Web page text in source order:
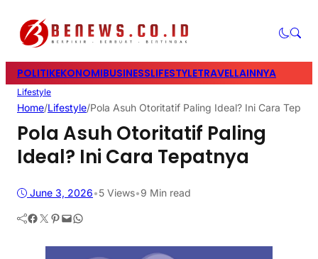
POLITIKEKONOMIBUSINESSLIFESTYLETRAVELLAINNYA
Lifestyle
Home/Lifestyle/Pola Asuh Otoritatif Paling Ideal? Ini Cara
Pola Asuh Otoritatif Paling
Ideal? Ini Cara Tepatnya
June 3, 2026•5 Views•9 Min read
Facebook Twitter Pinterest Mail WhatsApp